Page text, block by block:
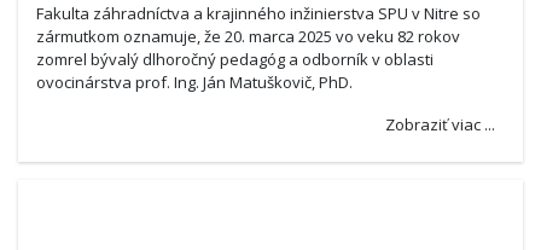
Fakulta záhradníctva a krajinného inžinierstva SPU v Nitre so
zármutkom oznamuje, že 20. marca 2025 vo veku 82 rokov
zomrel bývalý dlhoročný pedagóg a odborník v oblasti
ovocinárstva prof. Ing. Ján Matuškovič, PhD.
Zobraziť viac ...